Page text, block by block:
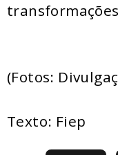
(Fotos:
Texto: Fiep